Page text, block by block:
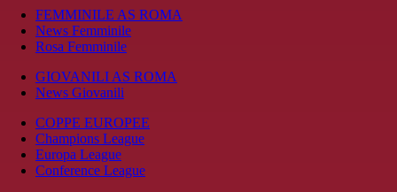
FEMMINILE AS ROMA
News Femminile
Rosa Femminile
GIOVANILI AS ROMA
News Giovanili
COPPE EUROPEE
Champions League
Europa League
Conference League